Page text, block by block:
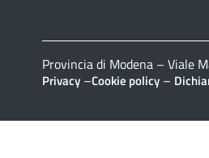
Provincia di Modena – Viale
Privacy –Cookie policy –